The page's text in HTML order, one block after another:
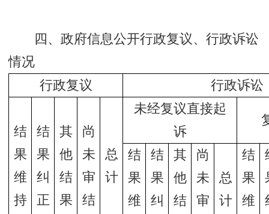
四、政府信息公开行政复议、行政诉讼
情况
行政复议
行政诉讼
结
果
维
持
结
果
纠
正
其
他
结
果
尚
未
审
结
总
计
未经复议直接起
诉
结
果
维
结
果
纠
其
他
结
尚
未
审
总
计
结
果
维